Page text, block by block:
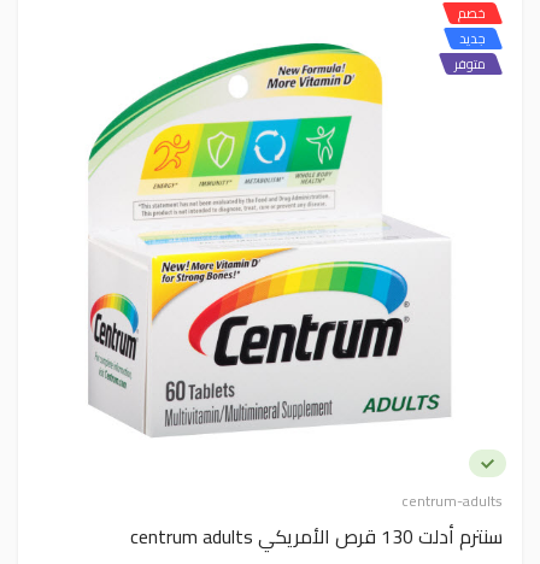
centrum-adults
خصم
جديد
متوفر
سنترم أدلت 130 قرص الأمريكي centrum adults